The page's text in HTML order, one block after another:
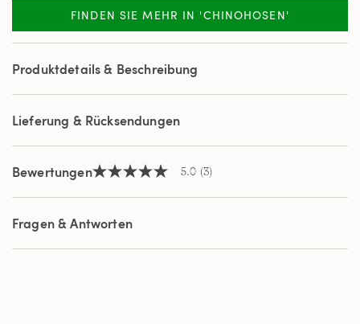
Reviews.
Link
derselben
FINDEN SIE MEHR IN 'CHINOHOSEN'
Produktdetails & Beschreibung
Lieferung & Rücksendungen
Bewertungen5.0
5
Sternen,
Durchschnittswert
Bewertung.
5.0 (3)
Fragen & Antworten